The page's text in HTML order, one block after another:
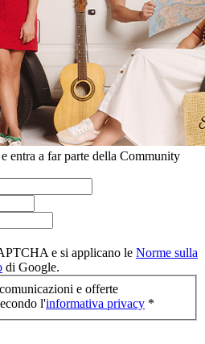
entra a far parte della Community
e si applicano le Norme sulla
di Google.
e offerte
l'informativa privacy *